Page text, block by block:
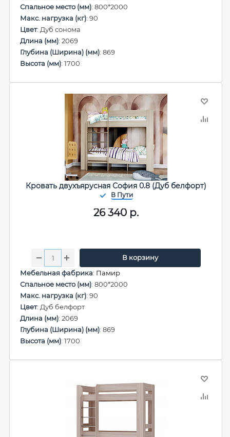
Спальное место (мм): 800*2000
Макс. нагрузка (кг): 90
Цвет: Дуб сонома
Длина (мм): 2069
Глубина (Ширина) (мм): 869
Высота (мм): 1700
Кровать двухъярусная София 0.8 (Дуб белфорт)
26 340 р.
В корзину
Мебельная фабрика: Памир
Спальное место (мм): 800*2000
Макс. нагрузка (кг): 90
Цвет: Дуб белфорт
Длина (мм): 2069
Глубина (Ширина) (мм): 869
Высота (мм): 1700